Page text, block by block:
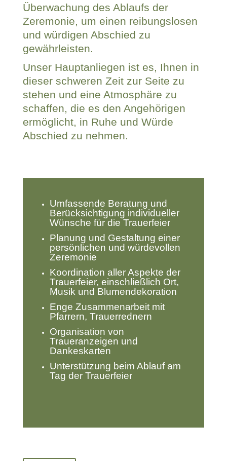
Überwachung des Ablaufs der
Zeremonie, um einen reibungslosen
und würdigen Abschied zu
gewährleisten.
Unser Hauptanliegen ist es, Ihnen in
dieser schweren Zeit zur Seite zu
stehen und eine Atmosphäre zu
schaffen, die es den Angehörigen
ermöglicht, in Ruhe und Würde
Abschied zu nehmen.
Umfassende Beratung und
Berücksichtigung individueller
Wünsche für die Trauerfeier
Planung und Gestaltung einer
persönlichen und würdevollen
Zeremonie
Koordination aller Aspekte der
Trauerfeier, einschließlich Ort,
Musik und Blumendekoration
Enge Zusammenarbeit mit
Pfarrern, Trauerrednern
Organisation von
Traueranzeigen und
Dankeskarten
Unterstützung beim Ablauf am
Tag der Trauerfeier